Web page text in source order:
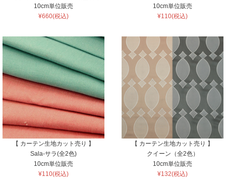
10cm単位販売
¥660(税込)
10cm単位販売
¥110(税込)
【 カーテン生地カット売り 】
Sala-サラ(全2色)
10cm単位販売
¥110(税込)
【 カーテン生地カット売り 】
クイーン（全2色）
10cm単位販売
¥132(税込)